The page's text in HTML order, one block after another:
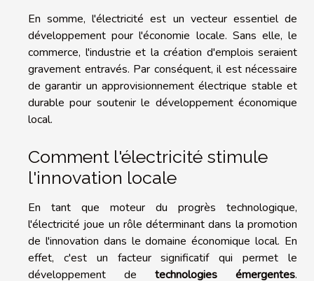
En somme, l'électricité est un vecteur essentiel de
développement pour l'économie locale. Sans elle, le
commerce, l'industrie et la création d'emplois seraient
gravement entravés. Par conséquent, il est nécessaire
de garantir un approvisionnement électrique stable et
durable pour soutenir le développement économique
local.
Comment l'électricité stimule
l'innovation locale
En tant que moteur du progrès technologique,
l'électricité joue un rôle déterminant dans la promotion
de l'innovation dans le domaine économique local. En
effet, c'est un facteur significatif qui permet le
développement de technologies émergentes.